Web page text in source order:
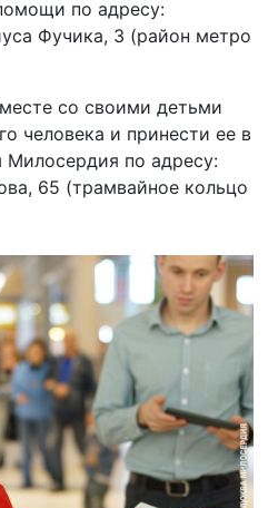
по адресу:
Фучика, 3 (район метро
со своими детьми
человека и принести ее в
по адресу:
65 (трамвайное кольцо